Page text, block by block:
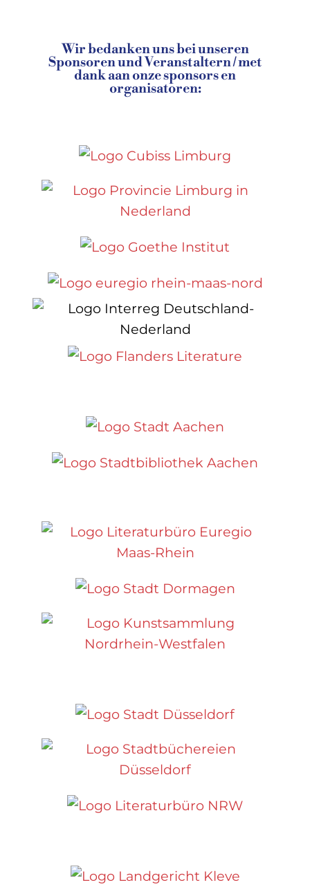
Wir bedanken uns bei unseren
Sponsoren und Veranstaltern / met
dank aan onze sponsors en
organisatoren: